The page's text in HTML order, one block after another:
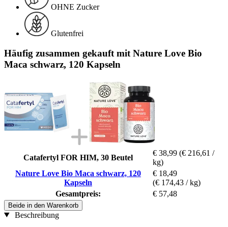
OHNE Zucker
Glutenfrei
Häufig zusammen gekauft mit Nature Love Bio
Maca schwarz, 120 Kapseln
Catafertyl FOR HIM, 30 Beutel
€ 38,99 (€ 216,61 /
kg)
Nature Love Bio Maca schwarz, 120
Kapseln
€ 18,49
(€ 174,43 / kg)
Gesamtpreis:
€ 57,48
Beide in den Warenkorb
Beschreibung